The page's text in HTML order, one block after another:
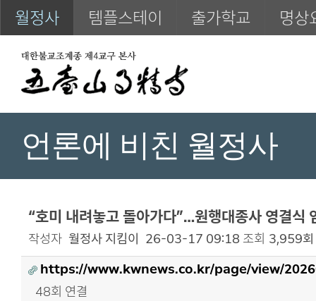
월정사 템플스테이 출가학교 명상
언론에 비친 월정사
“호미 내려놓고 돌아가다”…원행대종사 영결식
작성자 월정사 지킴이 26-03-17 09:18 조회 3,959회
https://www.kwnews.co.kr/page/view/
48회 연결